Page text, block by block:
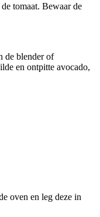
tomaat. Bewaar de
de blender of
en ontpitte avocado,
oven en leg deze in